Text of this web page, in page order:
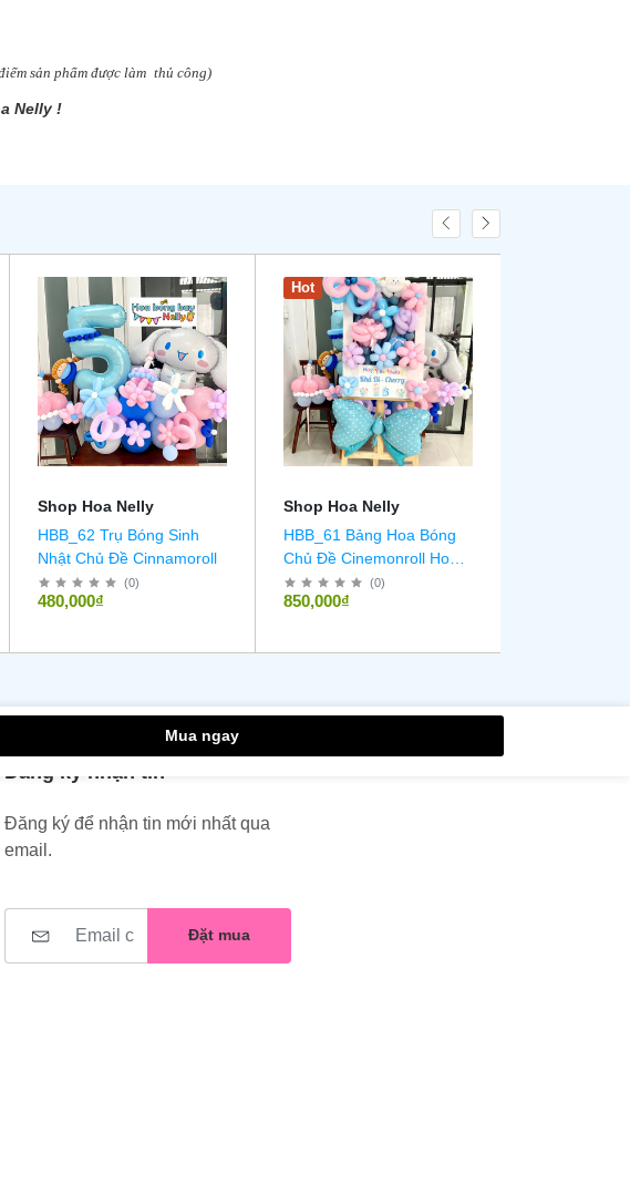
sản phẩm được làm thủ công)
Nelly !
Shop Hoa Nelly
HBB_62 Trụ Bóng Sinh
Nhật Chủ Đề Cinnamoroll
(0)
480,000₫
Hot
Shop Hoa Nelly
HBB_61 Bảng Hoa Bóng
Chủ Đề Cinemonroll Hoa
Bóng Chủ Đề Cinnamoroll
(0)
850,000₫
Mua ngay
Đăng ký nhận tin
Đăng ký để nhận tin mới nhất qua
email.
Đặt mua